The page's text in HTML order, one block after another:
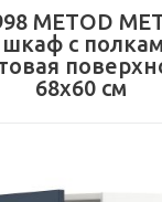
METOD
шкаф с
68x60 см